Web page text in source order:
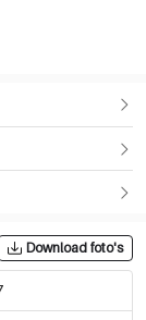
Download foto's